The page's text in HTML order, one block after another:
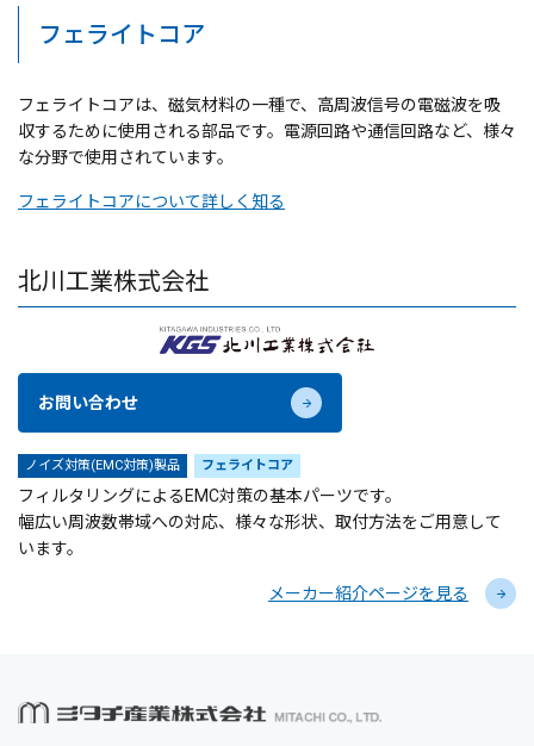
フェライトコア
フェライトコアは、磁気材料の一種で、高周波信号の電磁波を吸
収するために使用される部品です。電源回路や通信回路など、様々
な分野で使用されています。
フェライトコアについて詳しく知る
北川工業株式会社
お問い合わせ
ノイズ対策(EMC対策)製品 フェライトコア
フィルタリングによるEMC対策の基本パーツです。
幅広い周波数帯域への対応、様々な形状、取付方法をご用意して
います。
メーカー紹介ページを見る